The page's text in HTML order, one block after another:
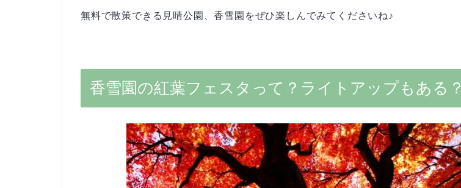
無料で散策できる見晴公園、香雪園をぜひ楽しんでみてくださいね♪
香雪園の紅葉フェスタって？ライトアップもある？